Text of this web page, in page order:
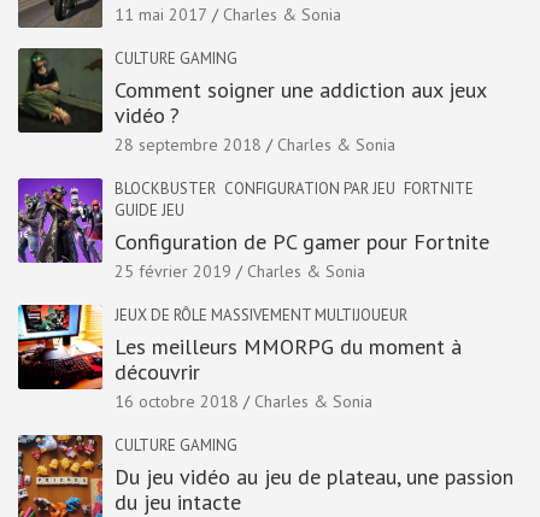
11 mai 2017 Charles & Sonia
CULTURE GAMING
Comment soigner une addiction aux jeux
vidéo ?
28 septembre 2018 Charles & Sonia
BLOCKBUSTER CONFIGURATION PAR JEU FORTNITE
GUIDE JEU
Configuration de PC gamer pour Fortnite
25 février 2019 Charles & Sonia
JEUX DE RÔLE MASSIVEMENT MULTIJOUEUR
Les meilleurs MMORPG du moment à
découvrir
16 octobre 2018 Charles & Sonia
CULTURE GAMING
Du jeu vidéo au jeu de plateau, une passion
du jeu intacte